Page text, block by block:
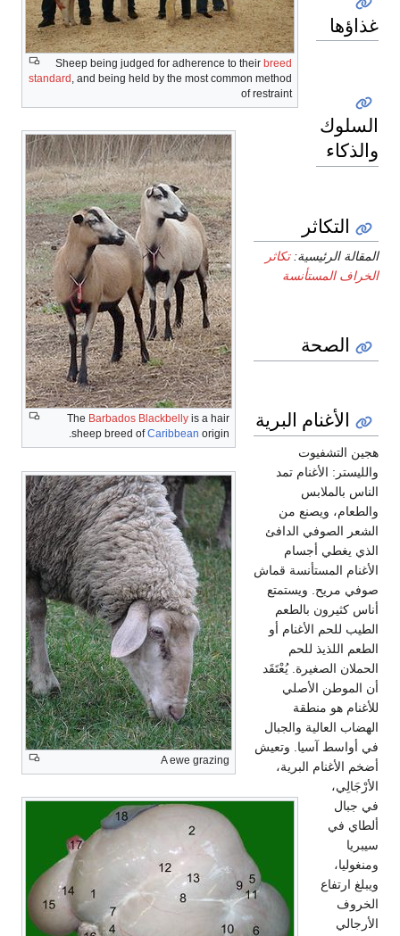
Sheep being judged for adherence to their breed
standard , and being held by the most common method
of restraint
The Barbados Blackbelly is a hair
sheep breed ofCaribbean origin.
غذاؤها
A ewe grazing
السلوك
والذكاء
التكاثر
المقالة الرئيسية:تكاثر
الخراف المستأنسة
الصحة
الأغنام البرية
هجين التشفيوت
والليستر: الأغنام تمد
الناس بالملابس
والطعام، ويصنع من
الشعر الصوفي الدافئ
الذي يغطي أجسام
الأغنام المستأنسة قماش
صوفي مريح. ويستمتع
أناس كثيرون بالطعم
الطيب للحم الأغنام أو
الطعم اللذيذ للحم
الحملان الصغيرة. يُعْتَقَد
أن الموطن الأصلي
للأغنام هو منطقة
الهضاب العالية والجبال
في أواسط آسيا. وتعيش
أضخم الأغنام البرية،
الأرْجَالِي،
في جبال
ألطاي في
سيبريا
ومنغوليا،
ويبلغ ارتفاع
الخروف
الأرجالي